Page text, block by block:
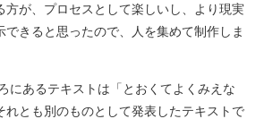
方が、プロセスとして楽しいし、より現実
できると思ったので、人を集めて制作しま
にあるテキストは「とおくてよくみえな
れとも別のものとして発表したテキストで